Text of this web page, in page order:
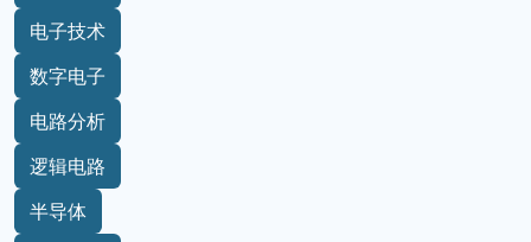
电子技术
数字电子
电路分析
逻辑电路
半导体